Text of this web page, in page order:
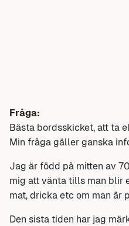
Fråga:
Bästa bordsskicket, att ta
Min fråga gäller ganska
Jag är född på mitten av
mig att vänta tills man blir
mat, dricka etc om man är
Den sista tiden har jag